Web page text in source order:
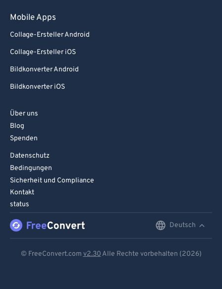
Mobile Apps
Collage-Ersteller Android
Collage-Ersteller iOS
Bildkonverter Android
Bildkonverter iOS
Über uns
Blog
Spenden
Datenschutz
Bedingungen
Sicherheit und Compliance
Kontakt
status
Deutsch
© FreeConvert.com v2.30 Alle Rechte vorbehalten (2026)